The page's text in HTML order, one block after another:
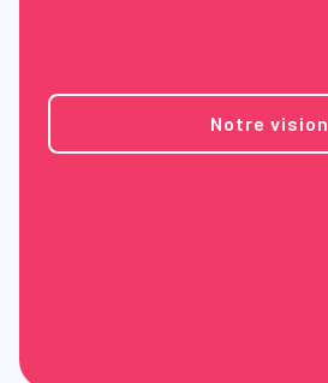
Notre vision